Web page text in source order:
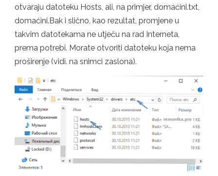
otvaraju datoteku Hosts, ali, na primjer, domaćini.txt,
domaćini.Bak i slično, kao rezultat, promjene u
takvim datotekama ne utječu na rad Interneta,
prema potrebi. Morate otvoriti datoteku koja nema
proširenje (vidi. na snimci zaslona).